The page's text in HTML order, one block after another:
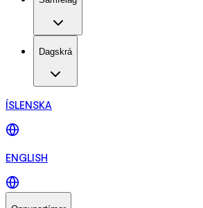
Dagskrá
ÍSLENSKA
ENGLISH